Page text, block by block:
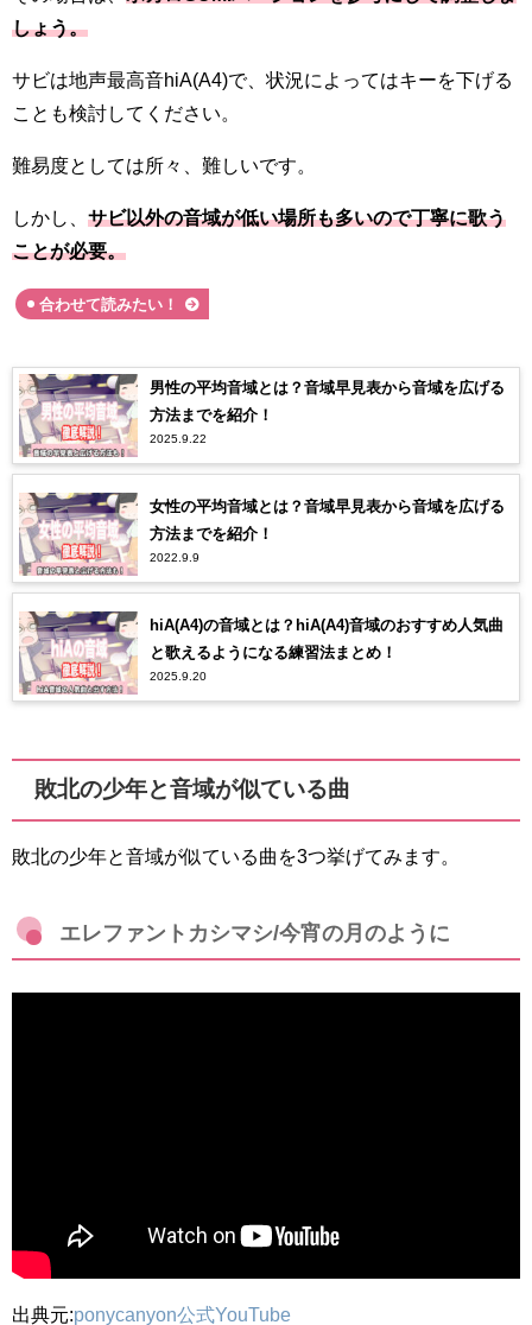
しょう。
サビは地声最高音hiA(A4)で、状況によってはキーを下げる
ことも検討してください。
難易度としては所々、難しいです。
しかし、 サビ以外の音域が低い場所も多いので丁寧に歌う
ことが必要。
合わせて読みたい！
男性の平均音域とは？音域早見表から音域を広げる
方法までを紹介！
2025.9.22
女性の平均音域とは？音域早見表から音域を広げる
方法までを紹介！
2022.9.9
hiA(A4)の音域とは？hiA(A4)音域のおすすめ人気曲
と歌えるようになる練習法まとめ！
2025.9.20
敗北の少年と音域が似ている曲
敗北の少年と音域が似ている曲を3つ挙げてみます。
エレファントカシマシ/今宵の月のように
出典元:ponycanyon公式YouTube